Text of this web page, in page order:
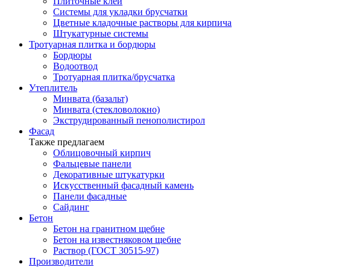
Системы для укладки брусчатки
Цветные кладочные растворы для кирпича
Штукатурные системы
Тротуарная плитка и бордюры
Бордюры
Водоотвод
Тротуарная плитка/брусчатка
Утеплитель
Минвата (базальт)
Минвата (стекловолокно)
Экструдированный пенополистирол
Фасад
Также предлагаем
Облицовочный кирпич
Фальцевые панели
Декоративные штукатурки
Искусственный фасадный камень
Панели фасадные
Сайдинг
Бетон
Бетон на гранитном щебне
Бетон на известняковом щебне
Раствор (ГОСТ 30515-97)
Производители